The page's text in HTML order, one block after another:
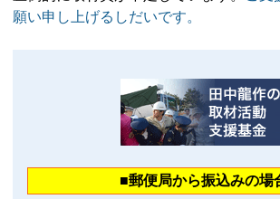
願い申し上げるしだいです。
■郵便局から振込みの場